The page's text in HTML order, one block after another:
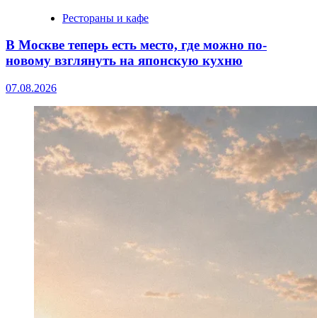
Рестораны и кафе
В Москве теперь есть место, где можно по-
новому взглянуть на японскую кухню
07.08.2026